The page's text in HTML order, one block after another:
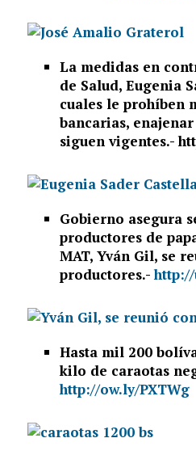
La medidas en
de Salud, Eugenia
cuales le prohíben
bancarias,
siguen vigentes.-
Gobierno asegura
productores de
MAT, Yván Gil, se
productores.-
Hasta mil 200
kilo de caraotas
http://ow.ly/PXTWg